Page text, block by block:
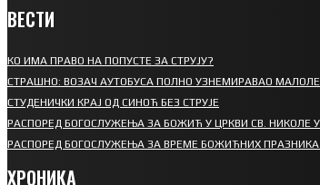
ВЕСТИ
КО ИМА ПРАВО НА ПОПУСТЕ ЗА СТРУЈУ?
СТРАШНО: ВОЗАЧ АУТОБУСА ПОЛНО УЗНЕМИРАВАО
СТУДЕНИЧКИ КРАЈ ОД СИНОЋ БЕЗ СТРУЈЕ
РАСПОРЕД БОГОСЛУЖЕЊА ЗА БОЖИЋ У ЦРКВИ СВ. НИКОЛЕ
РАСПОРЕД БОГОСЛУЖЕЊА ЗА ВРЕМЕ БОЖИЋНИХ
ХРОНИКА